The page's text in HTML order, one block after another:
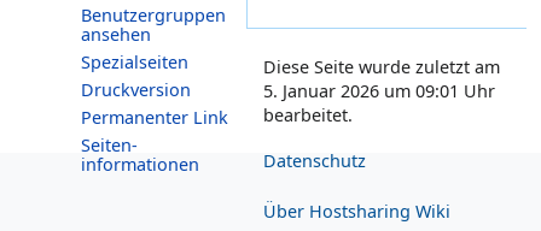
Benutzergruppen
ansehen
Spezialseiten
Druckversion
Permanenter Link
Seiten­­
informationen
Diese Seite wurde zuletzt am
5. Januar 2026 um 09:01 Uhr
bearbeitet.
Datenschutz
Über Hostsharing Wiki